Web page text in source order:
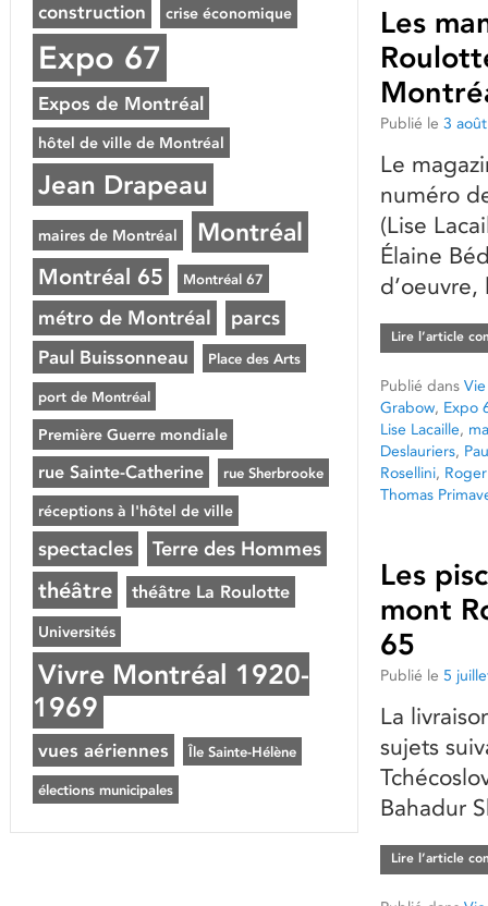
Les
Publié le 3
Le
numéro
(Lise
Élaine
Lire l’article
Publié dans
Grabow, Expo
Lise Lacaille,
Deslauriers,
Rosellini,
Thomas
Les
mont
65
Publié le 5
La
sujets
Bahadur
Lire l’article
construction crise économique
Expo 67
Expos de Montréal
hôtel de ville de Montréal
Jean Drapeau
maires de Montréal Montréal
Montréal 65 Montréal 67
métro de Montréal parcs
Paul Buissonneau Place des Arts
port de Montréal
Première Guerre mondiale
rue Sainte-Catherine rue Sherbrooke
réceptions à l'hôtel de ville
spectacles Terre des Hommes
théâtre théâtre La Roulotte
Universités
Vivre Montréal 1920-
1969
vues aériennes Île Sainte-Hélène
élections municipales